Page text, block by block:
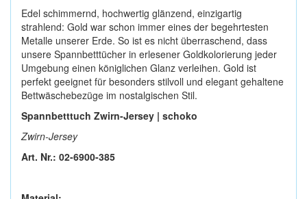
Edel schimmernd, hochwertig glänzend, einzigartig
strahlend: Gold war schon immer eines der begehrtesten
Metalle unserer Erde. So ist es nicht überraschend, dass
unsere Spannbetttücher in erlesener Goldkolorierung jeder
Umgebung einen königlichen Glanz verleihen. Gold ist
perfekt geeignet für besonders stilvoll und elegant gehaltene
Bettwäschebezüge im nostalgischen Stil.
Spannbetttuch Zwirn-Jersey | schoko
Zwirn-Jersey
Art. Nr.: 02-6900-385